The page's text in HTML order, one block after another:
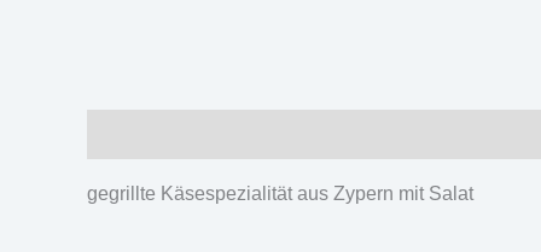
gegrillte Käsespezialität aus Zypern mit Salat